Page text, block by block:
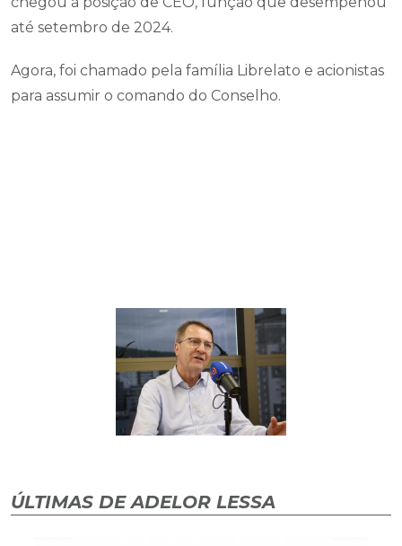
até setembro de 2024.
Agora, foi chamado pela família Librelato e acionistas
para assumir o comando do Conselho.
ÚLTIMAS DE ADELOR LESSA